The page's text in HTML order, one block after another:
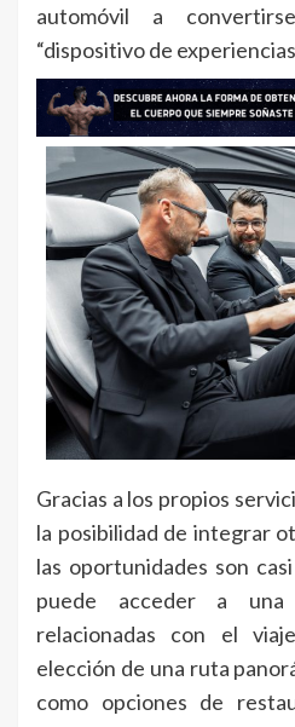
automóvil a
“dispositivo de
Gracias a los propios
la posibilidad de integrar
las oportunidades son
puede acceder a
relacionadas con el
elección de una ruta
como opciones de